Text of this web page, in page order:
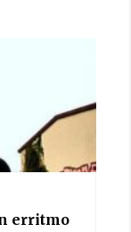
erritmo